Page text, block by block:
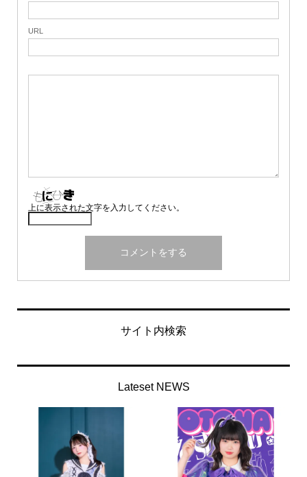
URL
上に表示された文字を入力してください。
サイト内検索
Lateset NEWS